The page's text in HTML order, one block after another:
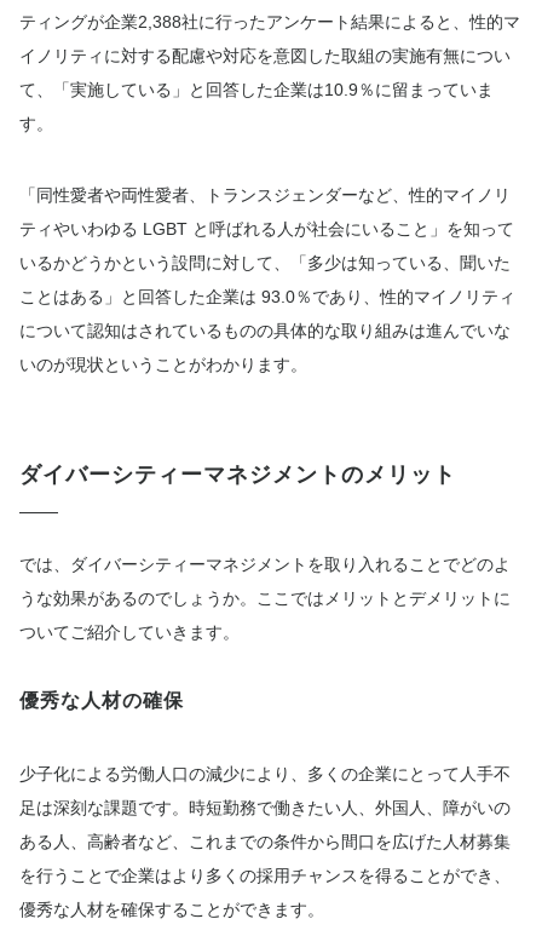
ティングが企業2,388社に行ったアンケート結果によると、性的マ
イノリティに対する配慮や対応を意図した取組の実施有無につい
て、「実施している」と回答した企業は10.9％に留まっていま
す。
「同性愛者や両性愛者、トランスジェンダーなど、性的マイノリ
ティやいわゆる LGBT と呼ばれる人が社会にいること」を知って
いるかどうかという設問に対して、「多少は知っている、聞いた
ことはある」と回答した企業は 93.0％であり、性的マイノリティ
について認知はされているものの具体的な取り組みは進んでいな
いのが現状ということがわかります。
ダイバーシティーマネジメントのメリット
では、ダイバーシティーマネジメントを取り入れることでどのよ
うな効果があるのでしょうか。ここではメリットとデメリットに
ついてご紹介していきます。
優秀な人材の確保
少子化による労働人口の減少により、多くの企業にとって人手不
足は深刻な課題です。時短勤務で働きたい人、外国人、障がいの
ある人、高齢者など、これまでの条件から間口を広げた人材募集
を行うことで企業はより多くの採用チャンスを得ることができ、
優秀な人材を確保することができます。